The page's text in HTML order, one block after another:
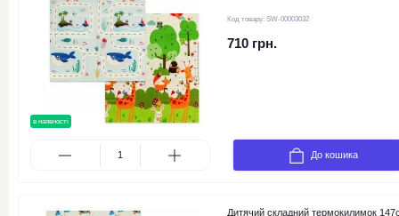
в наявності
Код товару: SW-00003032
710 грн.
До кошика
Дитячий складний термокилимок